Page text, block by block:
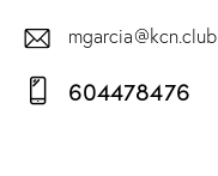
E-
m
mgarcia@kcn.club
604478476